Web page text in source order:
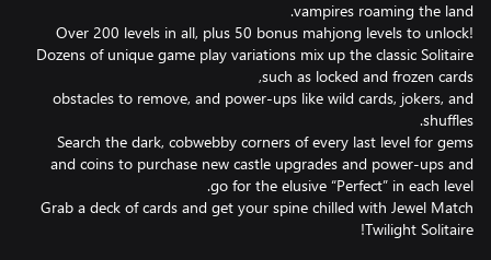
Over 200 levels in all, plus 50 bonus mahjong levels to unlock!
Dozens of unique game play variations mix up the classic Solitaire
obstacles to remove, and power-ups like wild cards, jokers, and
Search the dark, cobwebby corners of every last level for gems
and coins to purchase new castle upgrades and power-ups and
Grab a deck of cards and get your spine chilled with Jewel Match